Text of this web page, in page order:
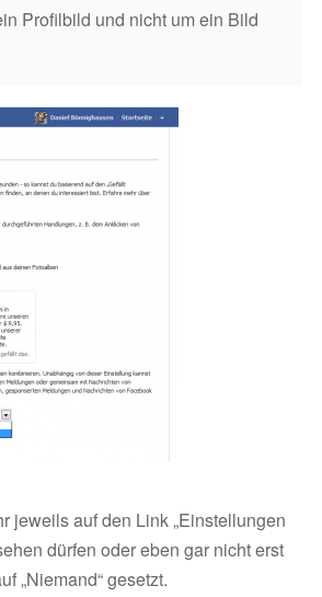
Profilbild und nicht um ein Bild
jeweils auf den Link „Einstellungen
dürfen oder eben gar nicht erst
„Niemand“ gesetzt.